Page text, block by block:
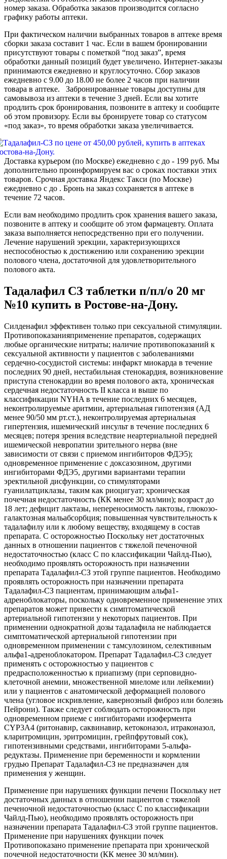
номер заказа. Обработка заказов производится согласно
графику работы аптеки.
При фактическом наличии выбранных товаров в аптеке время
сборки заказа составит 1 час. Если в вашем бронировании
присутствуют товары с пометкой “под заказ”, время
обработки данный позиций будет увеличено. Интернет-заказы
принимаются ежедневно и круглосуточно. Сбор заказов
ежедневно с 9.00 до 18.00 не более 2 часов при наличии
товара в аптеке. Забронированные товары доступны для
самовывоза из аптеки в течение 3 дней. Если вы хотите
продлить срок бронирования, позвоните в аптеку и сообщите
об этом провизору. Если вы бронируете товар со статусом
«под заказ», то время обработки заказа увеличивается.
Доставка курьером (по Москве) ежедневно с до - 199 руб. Мы
дополнительно проинформируем вас о сроках поставки этих
товаров. Срочная доставка Яндекс Такси (по Москве)
ежедневно с до . Бронь на заказ сохраняется в аптеке в
течение 72 часов.
Если вам необходимо продлить срок хранения вашего заказа,
позвоните в аптеку и сообщите об этом фармацевту. Оплата
заказа выполняется непосредственно при его получении.
Лечение нарушений эрекции, характеризующихся
неспособностью к достижению или сохранению эрекции
полового члена, достаточной для удовлетворительного
полового акта.
Тадалафил СЗ таблетки п/пл/о 20 мг
№10 купить в Ростове-на-Дону.
Силденафил эффективен только при сексуальной стимуляции.
Противопоказанияприменение препаратов, содержащих
любые органические нитраты; наличие противопоказаний к
сексуальной активности у пациентов с заболеваниями
сердечно-сосудистой системы: инфаркт миокарда в течение
последних 90 дней, нестабильная стенокардия, возникновение
приступа стенокардии во время полового акта, хроническая
сердечная недостаточность II класса и выше по
классификации NYHA в течение последних 6 месяцев,
неконтролируемые аритмии, артериальная гипотензия (АД
менее 90/50 мм рт.ст.), неконтролируемая артериальная
гипертензия, ишемический инсульт в течение последних 6
месяцев; потеря зрения вследствие неартериальной передней
ишемической невропатии зрительного нерва (вне
зависимости от связи с приемом ингибиторов ФДЭ5);
одновременное применение с доксазозином, другими
ингибиторами ФДЭ5, другими вариантами терапии
эректильной дисфункции, со стимуляторами
гуанилатциклазы, таким как риоцигуат; хроническая
почечная недостаточность (КК менее 30 мл/мин); возраст до
18 лет; дефицит лактазы, непереносимость лактозы, глюкозо-
галактозная мальабсорбция; повышенная чувствительность к
тадалафилу или к любому веществу, входящему в состав
препарата. С осторожностью Поскольку нет достаточных
данных в отношении пациентов с тяжелой печеночной
недостаточностью (класс С по классификации Чайлд-Пью),
необходимо проявлять осторожность при назначении
препарата Тадалафил-СЗ этой группе пациентов. Необходимо
проявлять осторожность при назначении препарата
Тадалафил-СЗ пациентам, принимающим альфа1-
адреноблокаторы, поскольку одновременное применение этих
препаратов может привести к симптоматической
артериальной гипотензии у некоторых пациентов. При
применении однократной дозы тадалафила не наблюдается
симптоматической артериальной гипотензии при
одновременном применении с тамсулозином, селективным
альфа1-адреноблокатором. Препарат Тадалафил-СЗ следует
применять с осторожностью у пациентов с
предрасположенностью к приапизму (при серповидно-
клеточной анемии, множественной миеломе или лейкемии)
или у пациентов с анатомической деформацией полового
члена (угловое искривление, кавернозный фиброз или болезнь
Пейрони). Также следует соблюдать осторожность при
одновременном приеме с ингибиторами изофермента
CYP3A4 (ритонавир, саквинавир, кетоконазол, итраконазол,
кларитромицин, эритромицин, грейпфрутовый сок),
гипотензивными средствами, ингибиторами 5-альфа-
редуктазы. Применение при беременности и кормлении
грудью Препарат Тадалафил-СЗ не предназначен для
применения у женщин.
Применение при нарушениях функции печени Поскольку нет
достаточных данных в отношении пациентов с тяжелой
печеночной недостаточностью (класс С по классификации
Чайлд-Пью), необходимо проявлять осторожность при
назначении препарата Тадалафил-СЗ этой группе пациентов.
Применение при нарушениях функции почек
Противопоказано применение препарата при хронической
почечной недостаточности (КК менее 30 мл/мин).